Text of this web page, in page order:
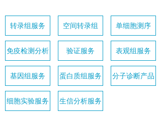
联系我们
转录组服务 单细胞测序
表观组服务
验证服务
分子诊断产品
基因组服务
免疫检测分析
空间转录组
蛋白质组服务
细胞实验服务 生信分析服务